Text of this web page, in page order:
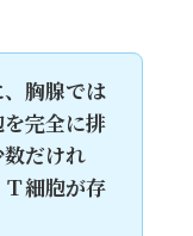
胸腺では
完全に排
だけれ
細胞が存